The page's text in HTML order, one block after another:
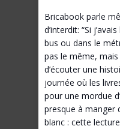
Bricabook parle
d’interdit: “Si
bus ou dans le
pas le même, mais
d’écouter une
journée où les
pour une mordue
presque à manger
blanc : cette